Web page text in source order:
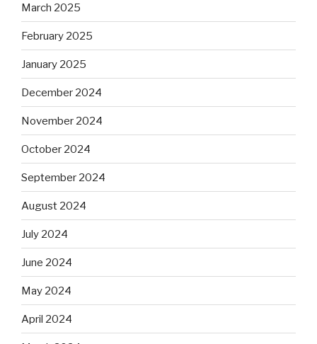
March 2025
February 2025
January 2025
December 2024
November 2024
October 2024
September 2024
August 2024
July 2024
June 2024
May 2024
April 2024